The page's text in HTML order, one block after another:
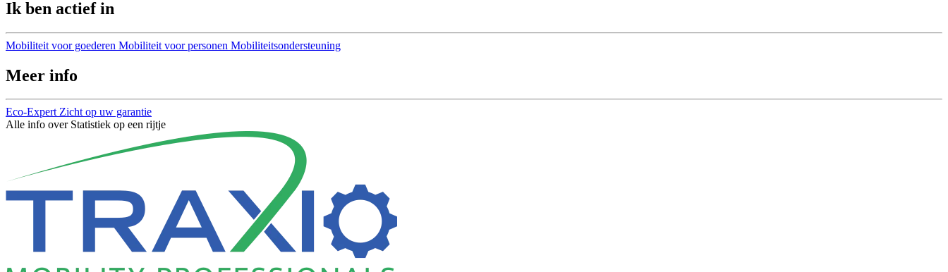
Ik ben actief in
Mobiliteit voor goederen Mobiliteit voor personen Mobiliteitsondersteuning
Meer info
Eco-Expert Zicht op uw garantie
Alle info over Statistiek op een rijtje